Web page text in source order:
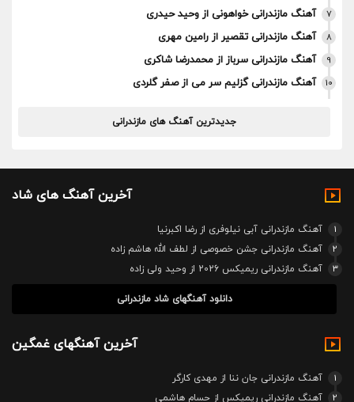
7 آهنگ مازندرانی خواهونی از وحید حیدری
8 آهنگ مازندرانی تقصیر از رامین مهری
9 آهنگ مازندرانی سرباز از محمدرضا شاکری
10 آهنگ مازندرانی گزلیم سر می از صفر گلردی
جدیدترین آهنگ های مازندرانی
آخرین آهنگ های شاد
1
آهنگ مازندرانی آبی نیلوفری از رضا اکبرنیا
2
آهنگ مازندرانی جشن خصوصی از لطف الله هاشم زاده
3
آهنگ مازندرانی ریمیکس 2026 از وحید ولی زاده
دانلود آهنگهای شاد مازندرانی
آخرین آهنگهای غمگین
1
آهنگ مازندرانی جان ننا از مهدی کارگر
2
آهنگ مازندرانی ریمیکس از حسام هاشمی